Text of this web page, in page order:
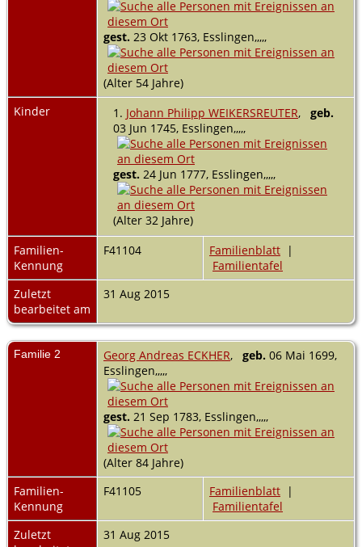
gest. 23 Okt 1763, Esslingen,,,,,
(Alter 54 Jahre)
Kinder
1. Johann Philipp WEIKERSREUTER, geb.
03 Jun 1745, Esslingen,,,,,
gest. 24 Jun 1777, Esslingen,,,,,
(Alter 32 Jahre)
Familien-
Kennung
F41104 Familienblatt |
Familientafel
Zuletzt
bearbeitet am
31 Aug 2015
Familie 2 Georg Andreas ECKHER, geb. 06 Mai 1699,
Esslingen,,,,,
gest. 21 Sep 1783, Esslingen,,,,,
(Alter 84 Jahre)
Familien-
Kennung
F41105 Familienblatt |
Familientafel
Zuletzt
31 Aug 2015